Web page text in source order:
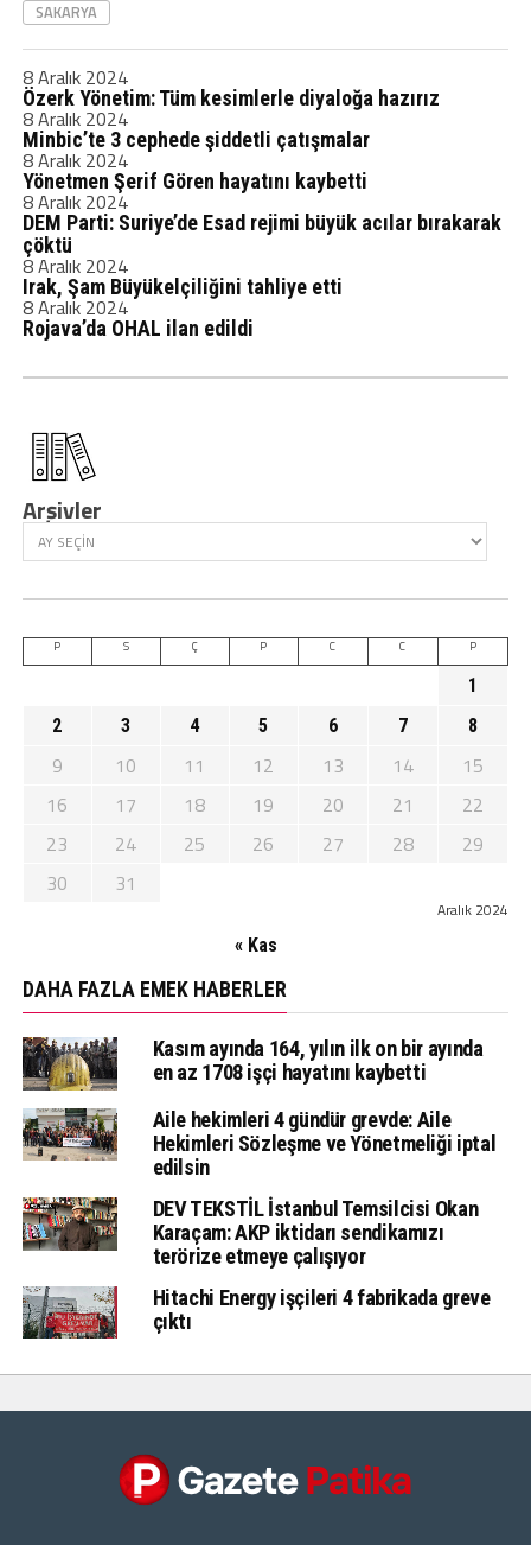
SAKARYA
8 Aralık 2024
Özerk Yönetim: Tüm kesimlerle diyaloğa hazırız
8 Aralık 2024
Minbic’te 3 cephede şiddetli çatışmalar
8 Aralık 2024
Yönetmen Şerif Gören hayatını kaybetti
8 Aralık 2024
DEM Parti: Suriye’de Esad rejimi büyük acılar bırakarak
çöktü
8 Aralık 2024
Irak, Şam Büyükelçiliğini tahliye etti
8 Aralık 2024
Rojava’da OHAL ilan edildi
Arşivler
Aralık 2024
P S Ç P C C P
1
2
3 4 5 6 7 8
9 10 11 12 13 14
15
16
17 18 19 20 21
22
23
24 25 26 27 28
29
30
31
« Kas
DAHA FAZLA EMEK HABERLER
Kasım ayında 164, yılın ilk on bir ayında
en az 1708 işçi hayatını kaybetti
Aile hekimleri 4 gündür grevde: Aile
Hekimleri Sözleşme ve Yönetmeliği iptal
edilsin
DEV TEKSTİL İstanbul Temsilcisi Okan
Karaçam: AKP iktidarı sendikamızı
terörize etmeye çalışıyor
Hitachi Energy işçileri 4 fabrikada greve
çıktı